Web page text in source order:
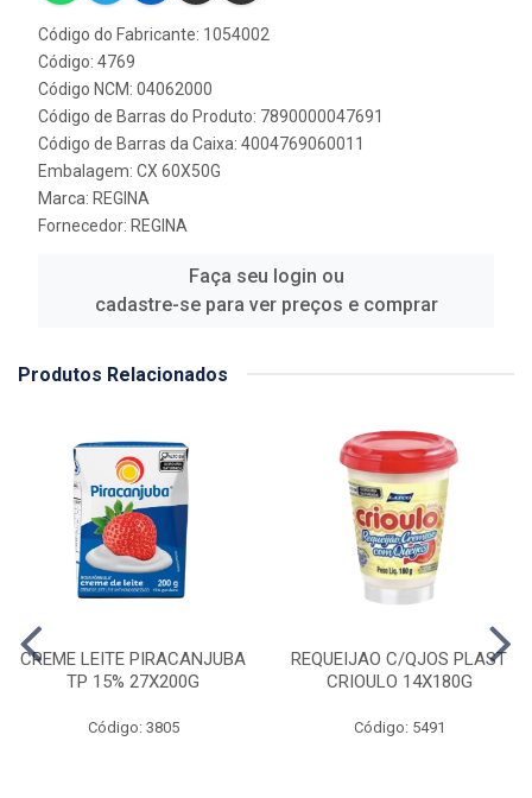
Código do Fabricante: 1054002
Código: 4769
Código NCM: 04062000
Código de Barras do Produto: 7890000047691
Código de Barras da Caixa: 4004769060011
Embalagem: CX 60X50G
Marca: REGINA
Fornecedor: REGINA
Faça seu login ou
cadastre-se para ver preços e comprar
Produtos Relacionados
CREME LEITE PIRACANJUBA
TP 15% 27X200G
Código: 3805
REQUEIJAO C/QJOS PLAST
CRIOULO 14X180G
Código: 5491